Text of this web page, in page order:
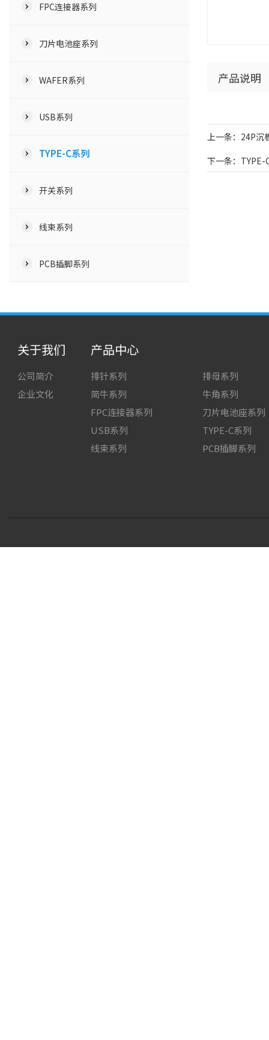
FPC连接器系列
刀片电池座系列
WAFER系列
USB系列
TYPE-C系列
开关系列
线束系列
PCB插脚系列
产品说明
上一条：24P
下一条：TYPE-
关于我们
公司简介
企业文化
产品中心
排针系列
排母系列
简牛系列
牛角系列
FPC连接器系列
刀片电池座系列
USB系列
TYPE-C系列
线束系列
PCB插脚系列